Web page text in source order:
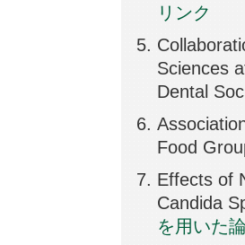
リンク
Sciences
Dental
Food
Effects of
Candida
を用いた